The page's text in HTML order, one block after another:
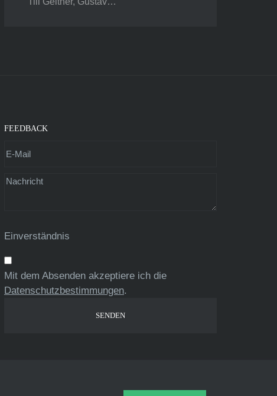
FEEDBACK
Einverständnis
Mit dem Absenden akzeptiere ich die
Datenschutzbestimmungen.